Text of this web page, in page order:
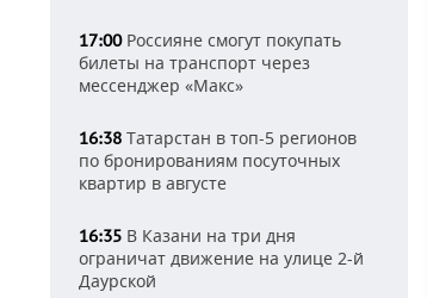
17:00Россияне смогут покупать
билеты на транспорт через
мессенджер «Макс»
16:38 Татарстан в топ-5 регионов
по бронированиям посуточных
квартир в августе
16:35 В Казани на три дня
ограничат движение на улице 2-й
Даурской